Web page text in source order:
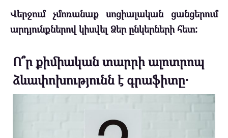
Վերջում չմոռանաք սոցիալական ցանցերում
արդյունքներով կիսվել Ձեր ընկերների հետ:
Ո՞ր քիմիական տարրի ալոտրոպ
ձևափոխությունն է գրաֆիտը․